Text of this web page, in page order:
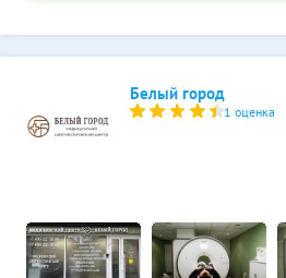
Белый город
1 оценка